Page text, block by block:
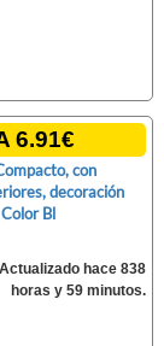
6.91€
con
decoración
Bl
Actualizado hace 838
horas y 59 minutos.